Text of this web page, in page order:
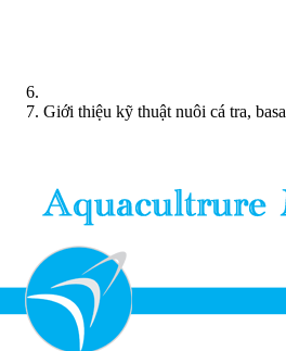
Giới thiệu kỹ thuật nuôi cá tra, basa